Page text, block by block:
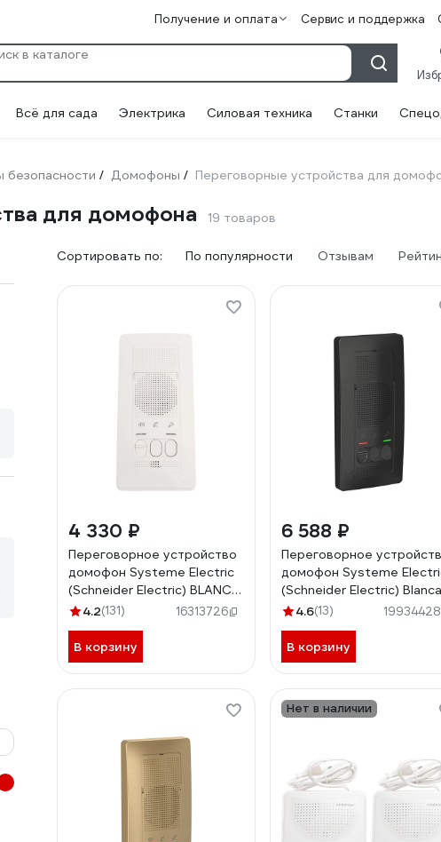
Получение и оплата Сервис и поддержка
Всё для сада Электрика Силовая техника Станки
безопасности / Домофоны / Переговорные устройства для
для домофона 19 товаров
Сортировать по: По популярности Отзывам
4 330 ₽
Переговорное устройство
домофон Systeme Electric
(Schneider Electric) BLANCA
настен.монтаж, 4,5В, белый
4.2(131) 16313726
В корзину
6 588 ₽
Переговорное
домофон Systeme
(Schneider Electric)
Антрацит, 4.5 В
4.6(13) 19934428
В корзину
Нет в наличии